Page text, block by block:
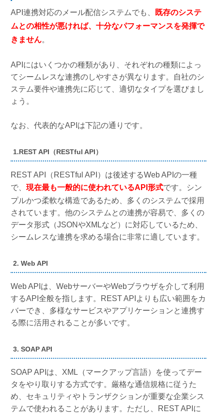
API連携対応のメール配信システムでも、
既存のシステ
ムとの相性が悪ければ、十分なパフォーマンスを発揮で
きません。
APIにはいくつかの種類があり、それぞれの種類によっ
てシームレスな連携のしやすさが異なります。自社のシ
ステム要件や連携先に応じて、適切なタイプを選びまし
ょう。
なお、代表的なAPIは下記の通りです。
1.REST API（RESTful API）
REST API（RESTful API）は後述するWeb APIの一種
で、現在最も一般的に使われているAPI形式です。シン
プルかつ柔軟な構造であるため、多くのシステムで採用
されています。他のシステムとの連携が容易で、多くの
データ形式（JSONやXMLなど）に対応しているため、
シームレスな連携を求める場合に非常に適しています。
2. Web API
Web APIは、WebサーバーやWebブラウザを介して利用
するAPI全般を指します。REST APIよりも広い範囲をカ
バーでき、多様なサービスやアプリケーションと連携す
る際に活用されることが多いです。
3. SOAP API
SOAP APIは、XML（マークアップ言語）を使ってデー
タをやり取りする方式です。厳格な通信規格に従うた
め、セキュリティやトランザクションが重要な企業シス
テムで使われることがあります。ただし、REST APIに